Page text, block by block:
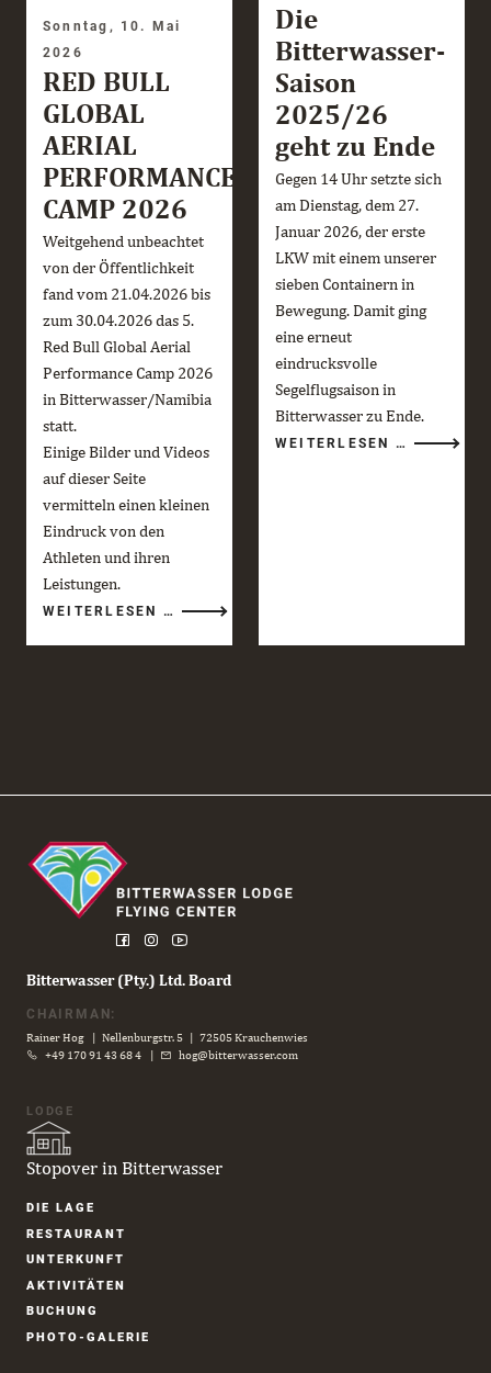
Sonntag, 10. Mai
2026
RED BULL
GLOBAL
AERIAL
PERFORMANCE
CAMP 2026
Weitgehend unbeachtet
von der Öffentlichkeit
fand vom 21.04.2026 bis
zum 30.04.2026 das 5.
Red Bull Global Aerial
Performance Camp 2026
in Bitterwasser/Namibia
statt.
Einige Bilder und Videos
auf dieser Seite
vermitteln einen kleinen
Eindruck von den
Athleten und ihren
Leistungen.
WEITERLESEN …
AERIAL
Die
Bitterwasser-
Saison
2025/26
geht zu Ende
Gegen 14 Uhr setzte sich
am Dienstag, dem 27.
Januar 2026, der erste
LKW mit einem unserer
sieben Containern in
Bewegung. Damit ging
eine erneut
eindrucksvolle
Segelflugsaison in
Bitterwasser zu Ende.
WEITERLESEN …
Bitterwasser (Pty.) Ltd. Board
CHAIRMAN:
Rainer Hog | Nellenburgstr. 5 | 72505 Krauchenwies
+49 170 91 43 68 4 | hog@bitterwasser.com
LODGE
Stopover in Bitterwasser
Navigation
DIE LAGE
RESTAURANT
UNTER­KUNFT
AKTIVITÄTEN
BUCHUNG
PHOTO-GALERIE